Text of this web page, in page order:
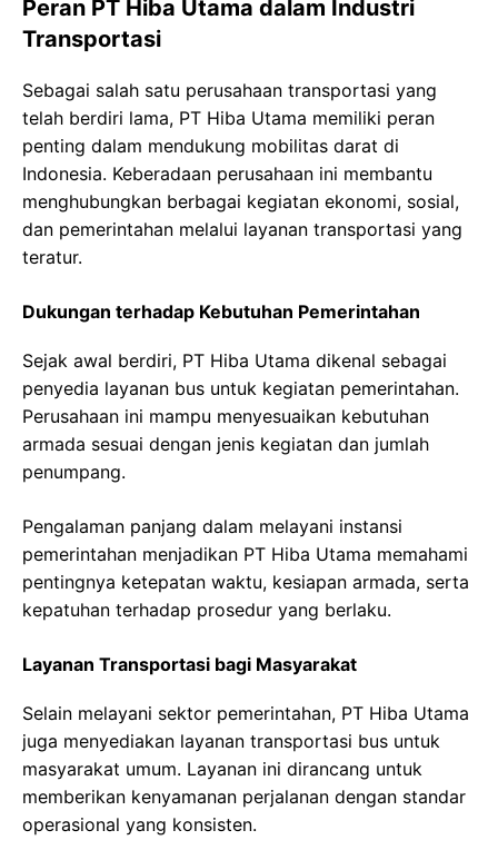
Peran PT Hiba Utama dalam Industri
Transportasi
Sebagai salah satu perusahaan transportasi yang
telah berdiri lama, PT Hiba Utama memiliki peran
penting dalam mendukung mobilitas darat di
Indonesia. Keberadaan perusahaan ini membantu
menghubungkan berbagai kegiatan ekonomi, sosial,
dan pemerintahan melalui layanan transportasi yang
teratur.
Dukungan terhadap Kebutuhan Pemerintahan
Sejak awal berdiri, PT Hiba Utama dikenal sebagai
penyedia layanan bus untuk kegiatan pemerintahan.
Perusahaan ini mampu menyesuaikan kebutuhan
armada sesuai dengan jenis kegiatan dan jumlah
penumpang.
Pengalaman panjang dalam melayani instansi
pemerintahan menjadikan PT Hiba Utama memahami
pentingnya ketepatan waktu, kesiapan armada, serta
kepatuhan terhadap prosedur yang berlaku.
Layanan Transportasi bagi Masyarakat
Selain melayani sektor pemerintahan, PT Hiba Utama
juga menyediakan layanan transportasi bus untuk
masyarakat umum. Layanan ini dirancang untuk
memberikan kenyamanan perjalanan dengan standar
operasional yang konsisten.